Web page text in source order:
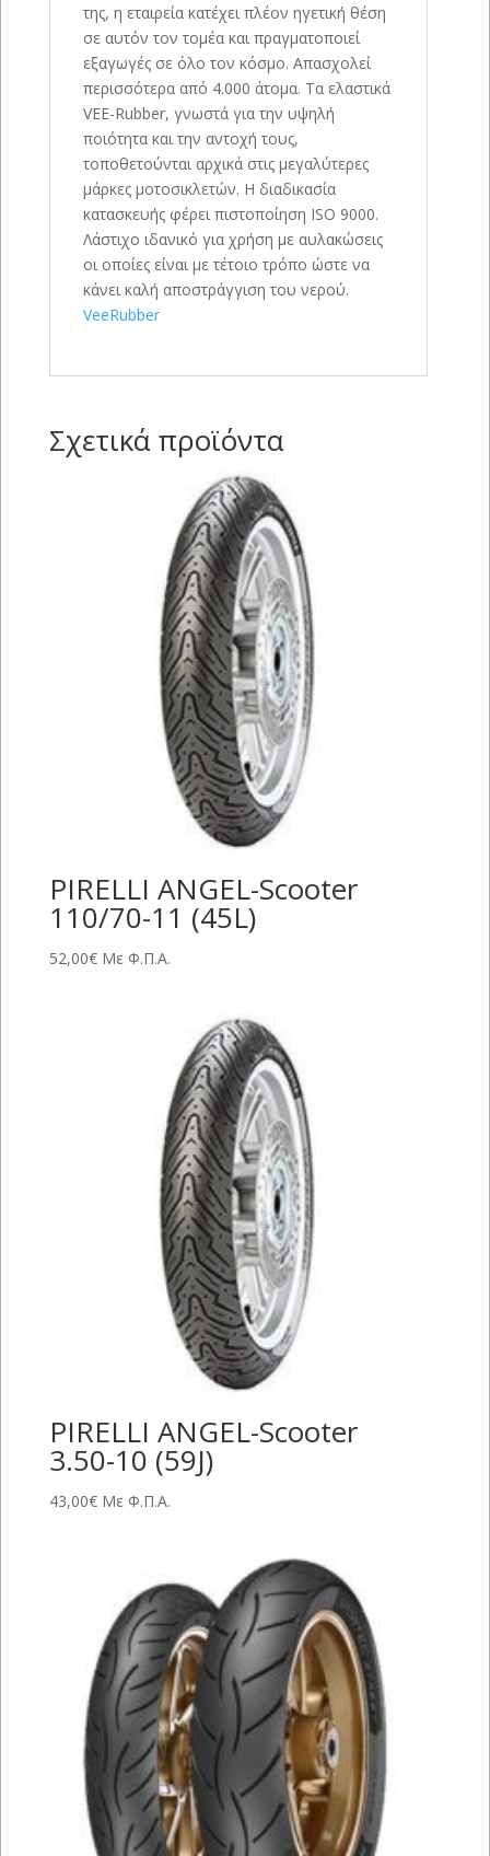
της, η εταιρεία κατέχει πλέον ηγετική θέση
σε αυτόν τον τομέα και πραγματοποιεί
εξαγωγές σε όλο τον κόσμο. Απασχολεί
περισσότερα από 4.000 άτομα. Τα ελαστικά
VEE-Rubber, γνωστά για την υψηλή
ποιότητα και την αντοχή τους,
τοποθετούνται αρχικά στις μεγαλύτερες
μάρκες μοτοσικλετών. Η διαδικασία
κατασκευής φέρει πιστοποίηση ISO 9000.
Λάστιχο ιδανικό για χρήση με αυλακώσεις
οι οποίες είναι με τέτοιο τρόπο ώστε να
κάνει καλή αποστράγγιση του νερού.
VeeRubber
Σχετικά προϊόντα
PIRELLI ANGEL-Scooter
110/70-11 (45L)
52,00€ Με Φ.Π.Α.
PIRELLI ANGEL-Scooter
3.50-10 (59J)
43,00€ Με Φ.Π.Α.